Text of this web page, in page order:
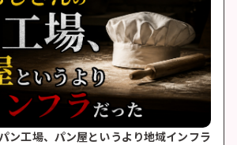
ン工場、パン屋というより地域インフラ